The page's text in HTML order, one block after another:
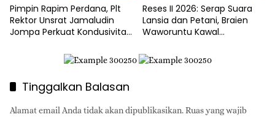
Pimpin Rapim Perdana, Plt
Rektor Unsrat Jamaludin
Jompa Perkuat Kondusivitas
Reses II 2026: Serap Suara
Lansia dan Petani, Braien
Waworuntu Kawal
Tinggalkan Balasan
Alamat email Anda tidak akan dipublikasikan.Ruas yang wajib